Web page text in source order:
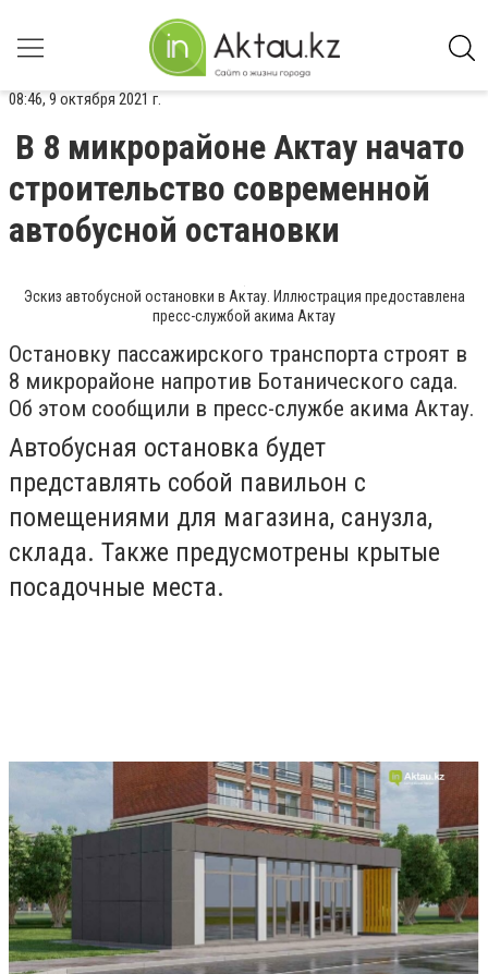
08:46, 9 октября 2021 г.
В 8 микрорайоне Актау начато
строительство современной
автобусной остановки
Эскиз автобусной остановки в Актау. Иллюстрация предоставлена
пресс-службой акима Актау
Остановку пассажирского транспорта строят в
8 микрорайоне напротив Ботанического сада.
Об этом сообщили в пресс-службе акима Актау.
Автобусная остановка будет
представлять собой павильон с
помещениями для магазина, санузла,
склада. Также предусмотрены крытые
посадочные места.